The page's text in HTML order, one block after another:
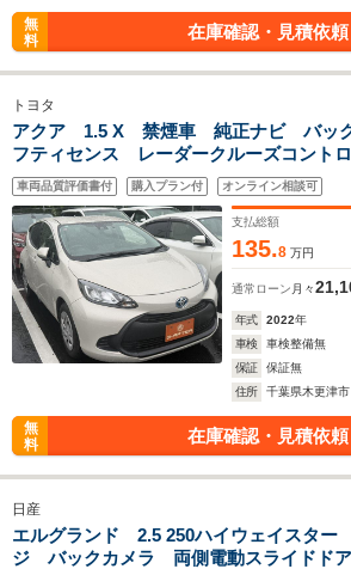
無
料
在庫確認・見積依頼
トヨタ
アクア 1.5 X 禁煙車 純正ナビ バッ
フティセンス レーダークルーズコン
ッドライト スマートキー プッシュス
続
車両品質評価書付 購入プラン付 オンライン相談可
支払総額
135.8 万円
通常ローン 月々
年式 2022年
車検
車検整備無
保証
保証無
住所
千葉県木更津市
無
料
在庫確認・見積依頼
日産
エルグランド 2.5 250ハイウェイスタ
ジ バックカメラ 両側電動スライドド